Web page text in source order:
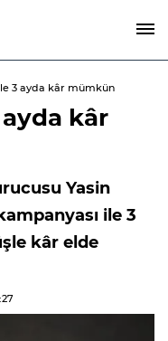
3 ayda kâr mümkün
kâr
Yasin
ile 3
kâr elde